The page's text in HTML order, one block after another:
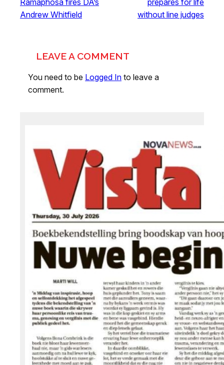
Ramaphosa fires DA’s
Andrew Whitfield
prepares for life
without line judges
LEAVE A COMMENT
You need to be Logged In to leave a
comment.